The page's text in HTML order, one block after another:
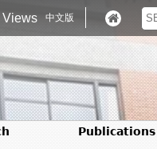
Views 中文版
Publications